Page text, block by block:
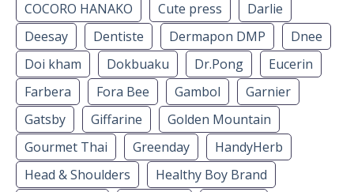
COCORO HANAKO
Cute press
Darlie
Deesay
Dentiste Dermapon DMP
Dnee
Doi kham
Dokbuaku Dr.Pong
Eucerin
Farbera
Fora Bee Gambol
Garnier
Gatsby
Giffarine
Golden Mountain
Gourmet Thai
Greenday
HandyHerb
Head & Shoulders
Healthy Boy Brand